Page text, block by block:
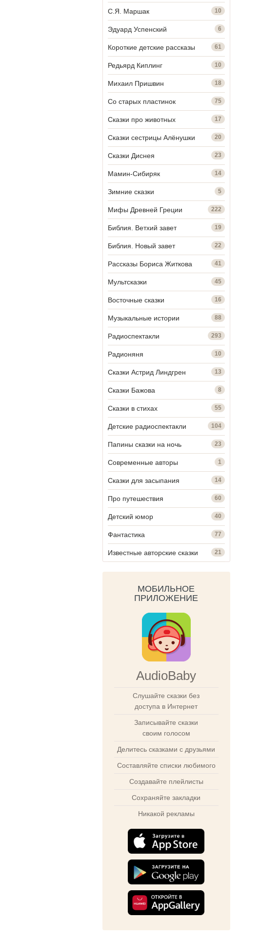
С.Я. Маршак 10
Эдуард Успенский 6
Короткие детские рассказы 61
Редьярд Киплинг 10
Михаил Пришвин 18
Со старых пластинок 75
Сказки про животных 17
Сказки сестрицы Алёнушки 20
Сказки Диснея 23
Мамин-Сибиряк 14
Зимние сказки 5
Мифы Древней Греции 222
Библия. Ветхий завет 19
Библия. Новый завет 22
Рассказы Бориса Житкова 41
Мультсказки 45
Восточные сказки 16
Музыкальные истории 88
Радиоспектакли 293
Радионяня 10
Сказки Астрид Линдгрен 13
Сказки Бажова 8
Сказки в стихах 55
Детские радиоспектакли 104
Папины сказки на ночь 23
Современные авторы 1
Сказки для засыпания 14
Про путешествия 60
Детский юмор 40
Фантастика 77
Известные авторские сказки 21
МОБИЛЬНОЕ
ПРИЛОЖЕНИЕ
AudioBaby
Слушайте сказки без
доступа в Интернет
Записывайте сказки
своим голосом
Делитесь сказками с друзьями
Составляйте списки любимого
Создавайте плейлисты
Сохраняйте закладки
Никакой рекламы